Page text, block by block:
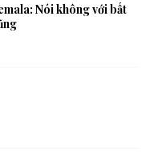
Nói không với bất